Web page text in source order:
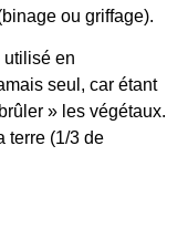
ou griffage).
utilisé en
seul, car étant
» les végétaux.
terre (1/3 de